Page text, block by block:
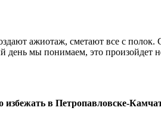
ажиотаж, сметают все с полок.
день мы понимаем, это произойдет
в Петропавловске-